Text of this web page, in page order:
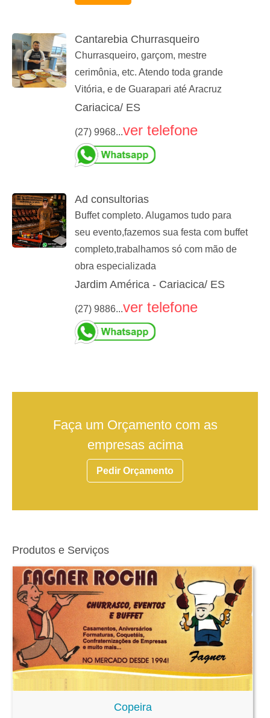
Cantarebia Churrasqueiro
Churrasqueiro, garçom, mestre
cerimônia, etc. Atendo toda grande
Vitória, e de Guarapari até Aracruz
Cariacica/ ES
(27) 9968...ver telefone
Ad consultorias
Buffet completo. Alugamos tudo para
seu evento,fazemos sua festa com buffet
completo,trabalhamos só com mão de
obra especializada
Jardim América - Cariacica/ ES
(27) 9886...ver telefone
Faça um Orçamento com as
empresas acima
Pedir Orçamento
Produtos e Serviços
Copeira